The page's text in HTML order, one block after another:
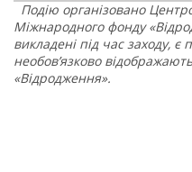
Подію організовано
Міжнародного фонду
викладені під час заходу, є
необов’язково
«Відродження».